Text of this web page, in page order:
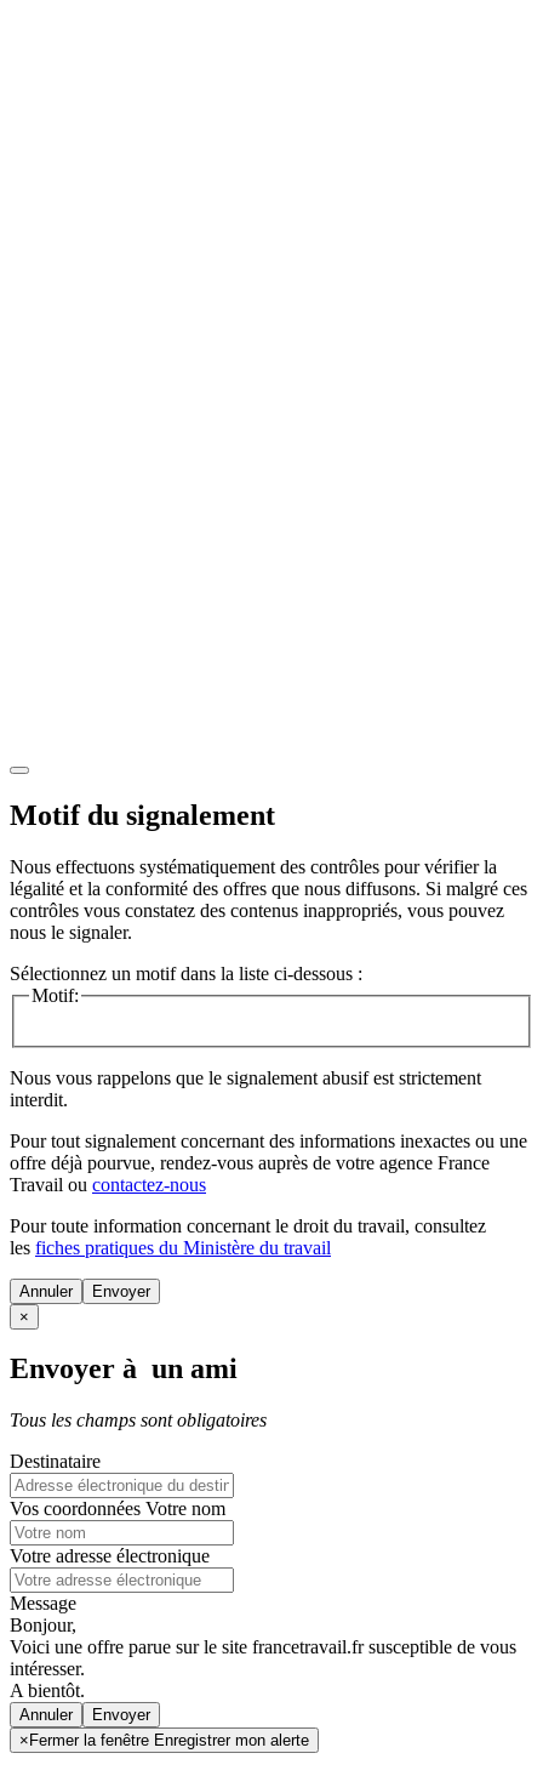
Motif du signalement
Nous effectuons systématiquement des contrôles pour vérifier la
légalité et la conformité des offres que nous diffusons. Si malgré ces
contrôles vous constatez des contenus inappropriés, vous pouvez
nous le signaler.
Sélectionnez un motif dans la liste ci-dessous :
Motif:
Nous vous rappelons que le signalement abusif est strictement
interdit.
Pour tout signalement concernant des informations inexactes ou une
offre déjà pourvue, rendez-vous auprès de votre agence France
Travail ou contactez-nous
Pour toute information concernant le droit du travail, consultez
les fiches pratiques du Ministère du travail
Annuler
×
Envoyer à un ami
Tous les champs sont obligatoires
Destinataire
Vos coordonnées Votre nom
Votre adresse électronique
Message
Bonjour,
Voici une offre parue sur le site francetravail.fr susceptible de vous
intéresser.
A bientôt.
Annuler
× Fermer la fenêtre Enregistrer mon alerte